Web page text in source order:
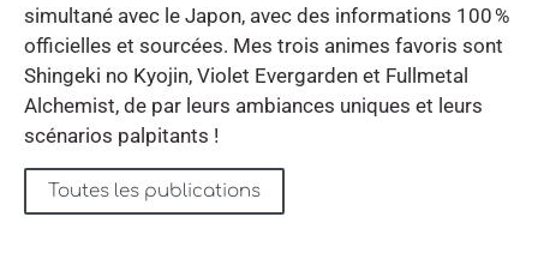
simultané avec le Japon, avec des informations 100 %
officielles et sourcées. Mes trois animes favoris sont
Shingeki no Kyojin, Violet Evergarden et Fullmetal
Alchemist, de par leurs ambiances uniques et leurs
scénarios palpitants !
Toutes les publications